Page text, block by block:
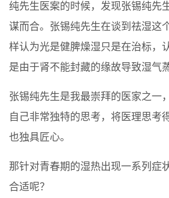
纯先生医案的时候，发现张锡纯先
谋而合。张锡纯先生在谈到祛湿这
样认为光是健脾燥湿只是在治标，
是由于肾不能封藏的缘故导致湿气
张锡纯先生是我最崇拜的医家之一
自己非常独特的思考，将医理思考
也独具匠心。
那针对青春期的湿热出现一系列症
合适呢？